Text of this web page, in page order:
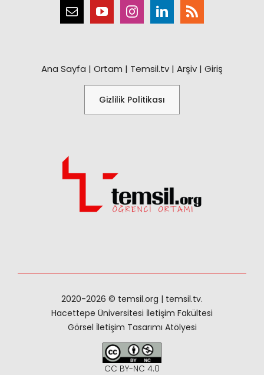
Ana Sayfa | Ortam | Temsil.tv | Arşiv | Giriş
Gizlilik Politikası
2020-2026 © temsil.org | temsil.tv.
Hacettepe Üniversitesi İletişim Fakültesi
Görsel İletişim Tasarımı Atölyesi
CC BY-NC 4.0